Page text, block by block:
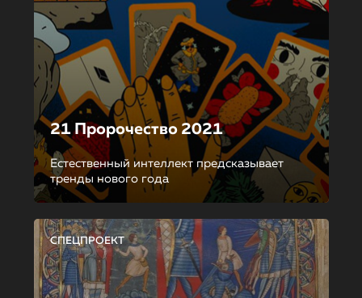
21 Пророчество 2021
Естественный интеллект предсказывает
тренды нового года
СПЕЦПРОЕКТ